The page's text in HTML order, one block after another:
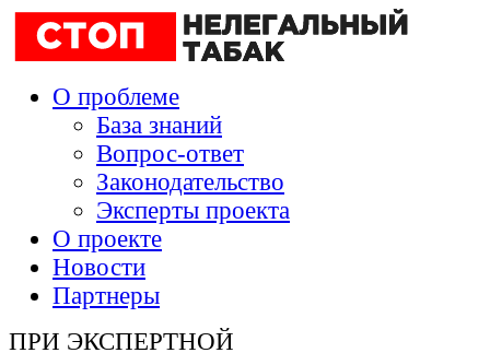
О проблеме
База знаний
Вопрос-ответ
Законодательство
Эксперты проекта
О проекте
Новости
Партнеры
ПРИ ЭКСПЕРТНОЙ